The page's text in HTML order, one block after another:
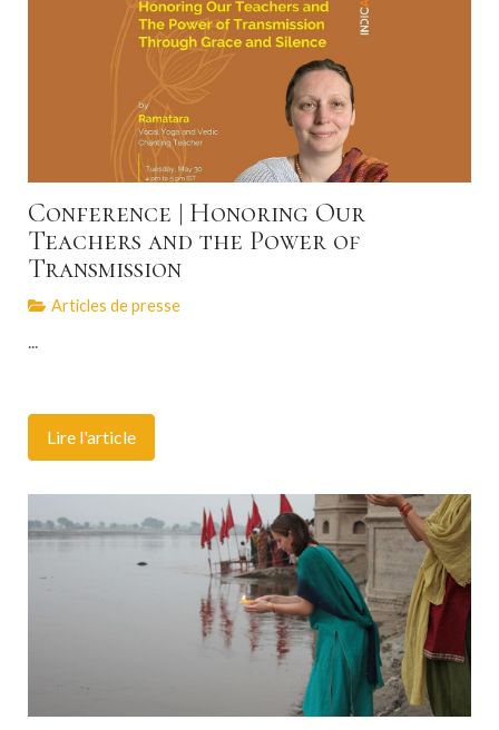
Conference | Honoring Our
Teachers and the Power of
Transmission
Articles de presse
...
Lire l'article